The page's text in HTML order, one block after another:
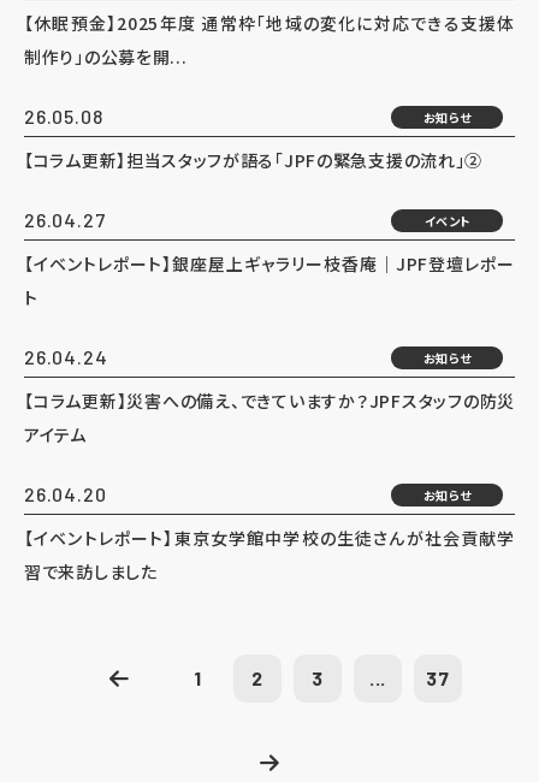
【休眠預金】2025年度 通常枠「地域の変化に対応できる支援体
制作り」の公募を開...
26.05.08 お知らせ
【コラム更新】担当スタッフが語る「JPFの緊急支援の流れ」②
26.04.27 イベント
【イベントレポート】銀座屋上ギャラリー枝香庵｜JPF登壇レポー
ト
26.04.24 お知らせ
【コラム更新】災害への備え、できていますか？JPFスタッフの防災
アイテム
26.04.20 お知らせ
【イベントレポート】東京女学館中学校の生徒さんが社会貢献学
習で来訪しました
1 2 3 ... 37